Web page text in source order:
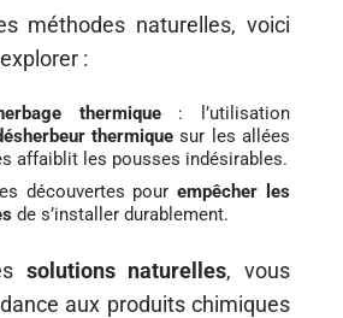
méthodes naturelles, voici
:
thermique: l’utilisation
thermique sur les allées
affaiblit les pousses indésirables.
découvertes pourempêcher les
de s’installer durablement.
solutions naturelles, vous
aux produits chimiques